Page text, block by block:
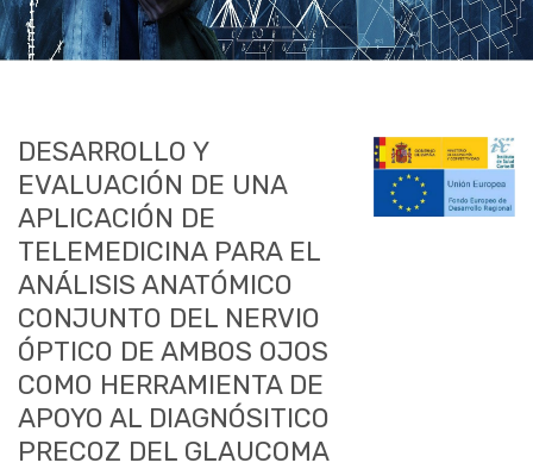
RRHH
ACCESO PERSONAL
DESARROLLO Y
EVALUACIÓN DE UNA
APLICACIÓN DE
TELEMEDICINA PARA EL
ANÁLISIS ANATÓMICO
CONJUNTO DEL NERVIO
ÓPTICO DE AMBOS OJOS
COMO HERRAMIENTA DE
APOYO AL DIAGNÓSITICO
PRECOZ DEL GLAUCOMA